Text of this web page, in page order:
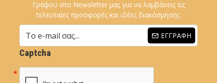
Γράψου στο Newsletter μας για να λαμβάνεις τις
τελευταίες προσφορές και ιδέες διακόσμησης.
ΕΓΓΡΑΦΉ
Captcha